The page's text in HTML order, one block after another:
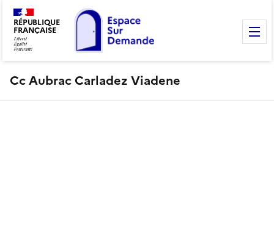
RÉPUBLIQUE
FRANÇAISE
Cc Aubrac Carladez Viadene